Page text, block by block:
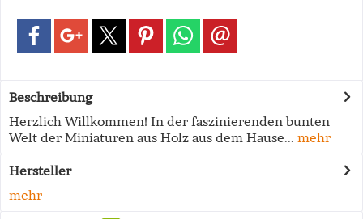
Beschreibung
Herzlich Willkommen! In der faszinierenden bunten
Welt der Miniaturen aus Holz aus dem Hause... mehr
Hersteller
mehr